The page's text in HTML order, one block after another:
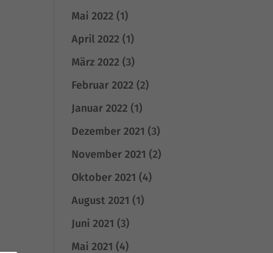
Mai 2022 (1)
April 2022 (1)
März 2022 (3)
Februar 2022 (2)
Januar 2022 (1)
Dezember 2021 (3)
November 2021 (2)
Oktober 2021 (4)
August 2021 (1)
Juni 2021 (3)
Mai 2021 (4)